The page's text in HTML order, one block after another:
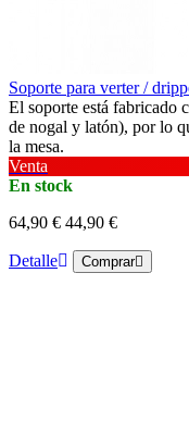
Soporte para verter /
El soporte está fabricado
de nogal y latón), por lo
la mesa.
Venta
En stock
64,90 € 44,90 €
Detalle Comprar